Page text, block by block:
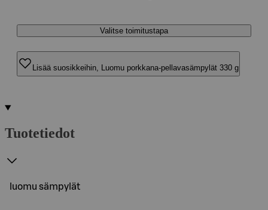
Valitse toimitustapa
Lisää suosikkeihin, Luomu porkkana-pellavasämpylät 330 g
Tuotetiedot
luomu sämpylät